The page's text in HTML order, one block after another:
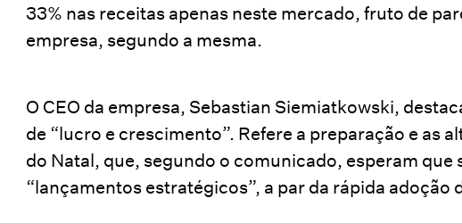
33% nas receitas apenas neste mercado, fruto de
empresa, segundo a mesma.
O CEO da empresa, Sebastian Siemiatkowski,
de “lucro e crescimento”. Refere a preparação e as
do Natal, que, segundo o comunicado, esperam que
“lançamentos estratégicos”, a par da rápida